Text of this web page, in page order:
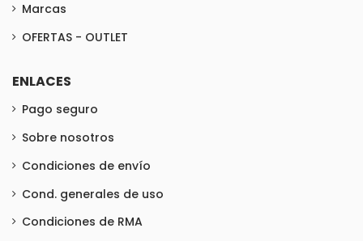
Marcas
OFERTAS - OUTLET
ENLACES
Pago seguro
Sobre nosotros
Condiciones de envío
Cond. generales de uso
Condiciones de RMA